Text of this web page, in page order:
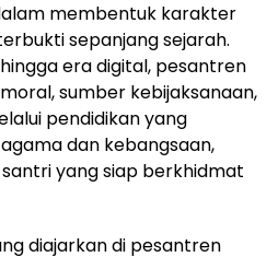
membentuk karakter
sepanjang sejarah.
era digital, pesantren
sumber kebijaksanaan,
pendidikan yang
dan kebangsaan,
yang siap berkhidmat
diajarkan di pesantren